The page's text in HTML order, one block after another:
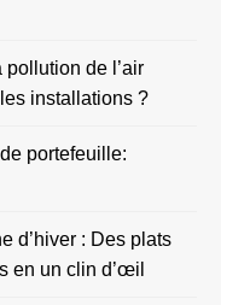
de l’air
installations ?
portefeuille:
d’hiver : Des plats
en un clin d’œil